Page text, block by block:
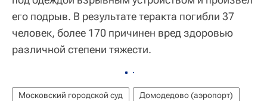
его подрыв. В результате теракта погибли 37
человек, более 170 причинен вред здоровью
различной степени тяжести.
Московский городской суд Домодедово (аэропорт)